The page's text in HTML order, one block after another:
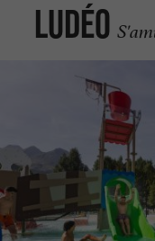
Ludéo